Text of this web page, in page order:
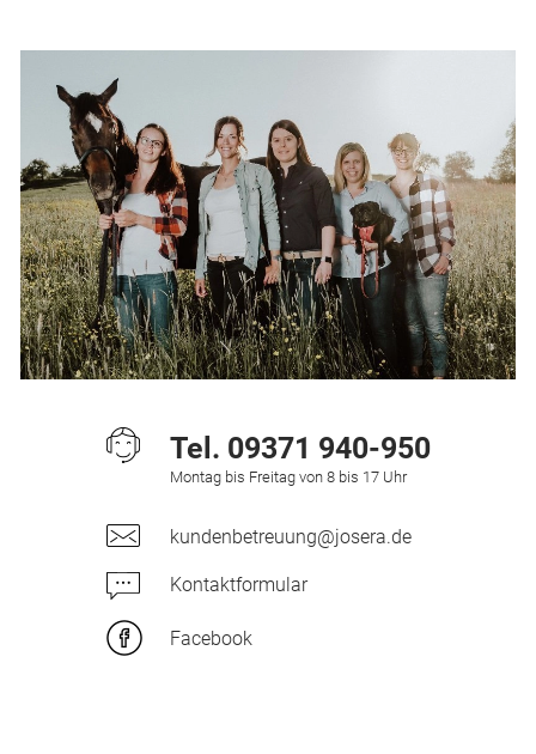
Tel. 09371 940-950
Montag bis Freitag von 8 bis 17 Uhr
kundenbetreuung@josera.de
Kontaktformular
Facebook